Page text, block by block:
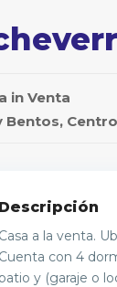
in Venta
Bentos, Centro
Descripción
Casa a la venta.
Cuenta con 4
y (garaje o